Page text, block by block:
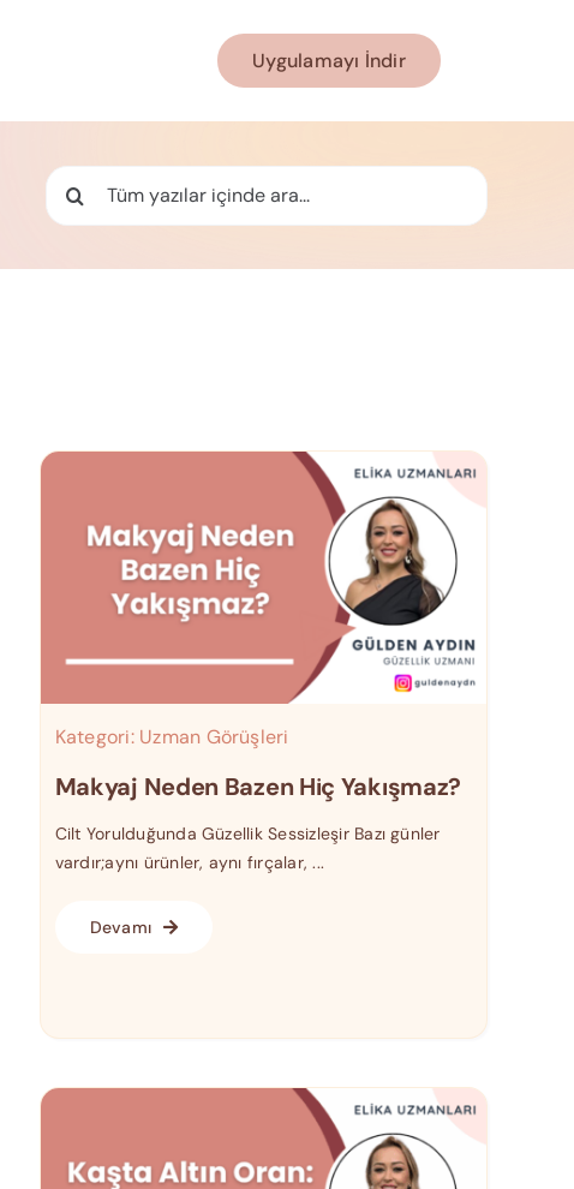
Uygulamayı İndir
Ara:
Kategori: Uzman Görüşleri
Makyaj Neden Bazen Hiç Yakışmaz?
Cilt Yorulduğunda Güzellik Sessizleşir Bazı günler
vardır;aynı ürünler, aynı fırçalar, ...
Devamı